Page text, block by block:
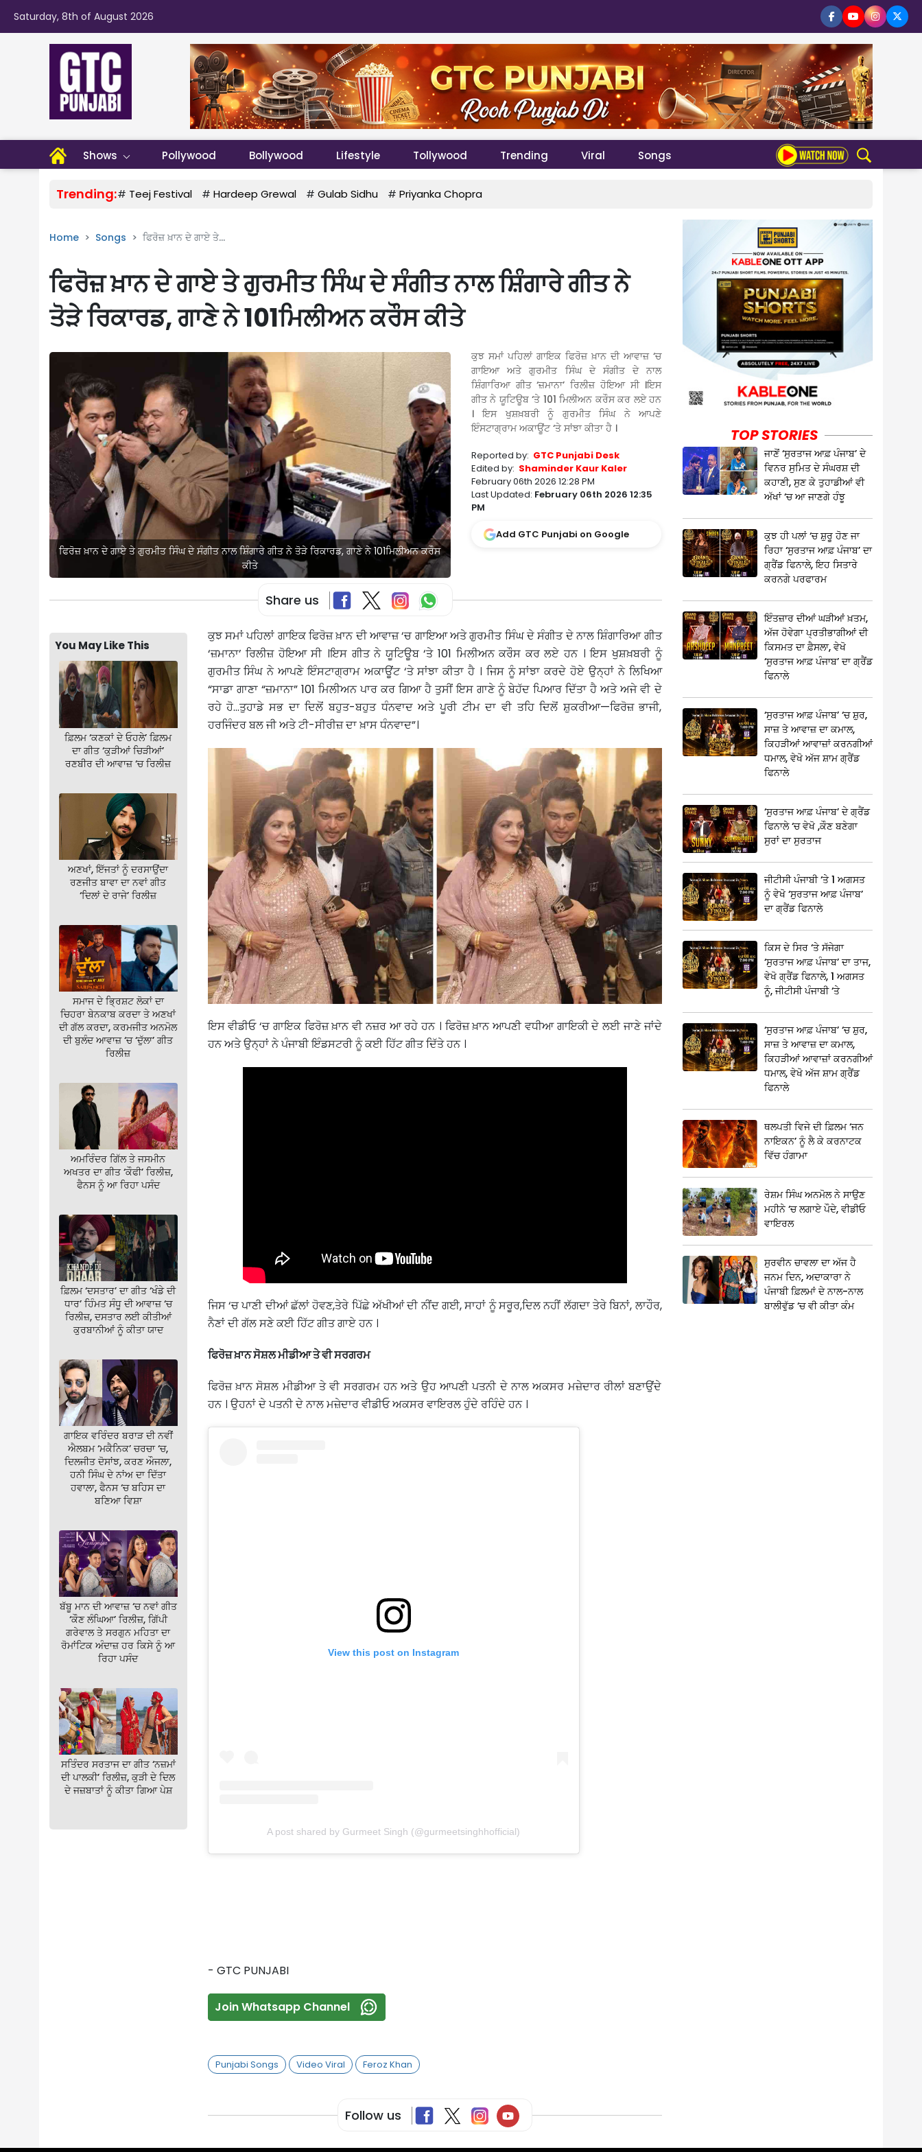
Saturday, 8th of August 2026
Shows Pollywood Bollywood Lifestyle Tollywood Trending Viral Songs
Trending:# Teej Festival # Hardeep Grewal # Gulab Sidhu # Priyanka Chopra
Home Songs ਫਿਰੋਜ਼ ਖ਼ਾਨ ਦੇ ਗਾਏ ਤੇ...
ਫਿਰੋਜ਼ ਖ਼ਾਨ ਦੇ ਗਾਏ ਤੇ ਗੁਰਮੀਤ ਸਿੰਘ ਦੇ ਸੰਗੀਤ ਨਾਲ ਸ਼ਿੰਗਾਰੇ ਗੀਤ ਨੇ
ਤੋੜੇ ਰਿਕਾਰਡ, ਗਾਣੇ ਨੇ 101ਮਿਲੀਅਨ ਕਰੌਸ ਕੀਤੇ
ਫਿਰੋਜ਼ ਖ਼ਾਨ ਦੇ ਗਾਏ ਤੇ ਗੁਰਮੀਤ ਸਿੰਘ ਦੇ ਸੰਗੀਤ ਨਾਲ ਸ਼ਿੰਗਾਰੇ ਗੀਤ ਨੇ ਤੋੜੇ ਰਿਕਾਰਡ, ਗਾਣੇ ਨੇ 101ਮਿਲੀਅਨ ਕਰੌਸ
ਕੀਤੇ
ਕੁਝ ਸਮਾਂ ਪਹਿਲਾਂ ਗਾਇਕ ਫਿਰੋਜ਼ ਖ਼ਾਨ ਦੀ ਆਵਾਜ਼ ‘ਚ
ਗਾਇਆ ਅਤੇ ਗੁਰਮੀਤ ਸਿੰਘ ਦੇ ਸੰਗੀਤ ਦੇ ਨਾਲ
ਸ਼ਿੰਗਾਰਿਆ ਗੀਤ ‘ਜ਼ਮਾਨਾ’ ਰਿਲੀਜ਼ ਹੋਇਆ ਸੀ ।ਇਸ
ਗੀਤ ਨੇ ਯੂਟਿਊਬ ‘ਤੇ 101 ਮਿਲੀਅਨ ਕਰੌਸ ਕਰ ਲਏ ਹਨ
। ਇਸ ਖੁਸ਼ਖ਼ਬਰੀ ਨੂੰ ਗੁਰਮੀਤ ਸਿੰਘ ਨੇ ਆਪਣੇ
ਇੰਸਟਾਗ੍ਰਾਮ ਅਕਾਊਂਟ ‘ਤੇ ਸਾਂਝਾ ਕੀਤਾ ਹੈ ।
Reported by: GTC Punjabi Desk
Edited by: Shaminder Kaur Kaler
February 06th 2026 12:28 PM
Last Updated: February 06th 2026 12:35
PM
Add GTC Punjabi on Google
Share us
You May Like This
ਫ਼ਿਲਮ ‘ਕਣਕਾਂ ਦੇ ਓਹਲੇ’ ਫ਼ਿਲਮ
ਦਾ ਗੀਤ ‘ਕੁੜੀਆਂ ਚਿੜੀਆਂ’
ਰਣਬੀਰ ਦੀ ਆਵਾਜ਼ ‘ਚ ਰਿਲੀਜ਼
ਅਣਖਾਂ, ਇੱਜਤਾਂ ਨੂੰ ਦਰਸਾਉਂਦਾ
ਰਣਜੀਤ ਬਾਵਾ ਦਾ ਨਵਾਂ ਗੀਤ
‘ਦਿਲਾਂ ਦੇ ਰਾਜੇ’ ਰਿਲੀਜ਼
ਸਮਾਜ ਦੇ ਭ੍ਰਿਸ਼ਟ ਲੋਕਾਂ ਦਾ
ਚਿਹਰਾ ਬੇਨਕਾਬ ਕਰਦਾ ਤੇ ਅਣਖਾਂ
ਦੀ ਗੱਲ ਕਰਦਾ, ਕਰਮਜੀਤ ਅਨਮੋਲ
ਦੀ ਬੁਲੰਦ ਆਵਾਜ਼ ‘ਚ ‘ਦੁੱਲਾ’ ਗੀਤ
ਰਿਲੀਜ਼
ਅਮਰਿੰਦਰ ਗਿੱਲ ਤੇ ਜਸਮੀਨ
ਅਖਤਰ ਦਾ ਗੀਤ ‘ਕੌਫੀ’ ਰਿਲੀਜ਼,
ਫੈਨਸ ਨੂੰ ਆ ਰਿਹਾ ਪਸੰਦ
ਫ਼ਿਲਮ ‘ਦਸਤਾਰ’ ਦਾ ਗੀਤ ‘ਖੰਡੇ ਦੀ
ਧਾਰ’ ਹਿੰਮਤ ਸੰਧੂ ਦੀ ਆਵਾਜ਼ ‘ਚ
ਰਿਲੀਜ਼, ਦਸਤਾਰ ਲਈ ਕੀਤੀਆਂ
ਕੁਰਬਾਨੀਆਂ ਨੂੰ ਕੀਤਾ ਯਾਦ
ਗਾਇਕ ਵਰਿੰਦਰ ਬਰਾੜ ਦੀ ਨਵੀਂ
ਐਲਬਮ ‘ਮਕੈਨਿਕ’ ਚਰਚਾ ‘ਚ,
ਦਿਲਜੀਤ ਦੋਸਾਂਝ, ਕਰਣ ਔਜਲਾ,
ਹਨੀ ਸਿੰਘ ਦੇ ਨਾਂਅ ਦਾ ਦਿੱਤਾ
ਹਵਾਲਾ, ਫੈਨਸ ‘ਚ ਬਹਿਸ ਦਾ
ਬਣਿਆ ਵਿਸ਼ਾ
ਬੱਬੂ ਮਾਨ ਦੀ ਆਵਾਜ਼ ‘ਚ ਨਵਾਂ ਗੀਤ
‘ਕੌਣ ਲੰਘਿਆ’ ਰਿਲੀਜ਼, ਗਿੱਪੀ
ਗਰੇਵਾਲ ਤੇ ਸਰਗੁਨ ਮਹਿਤਾ ਦਾ
ਰੋਮਾਂਟਿਕ ਅੰਦਾਜ਼ ਹਰ ਕਿਸੇ ਨੂੰ ਆ
ਰਿਹਾ ਪਸੰਦ
ਸਤਿੰਦਰ ਸਰਤਾਜ ਦਾ ਗੀਤ ‘ਨਜ਼ਮਾਂ
ਦੀ ਪਾਲਕੀ’ ਰਿਲੀਜ਼, ਕੁੜੀ ਦੇ ਦਿਲ
ਦੇ ਜਜ਼ਬਾਤਾਂ ਨੂੰ ਕੀਤਾ ਗਿਆ ਪੇਸ਼
ਕੁਝ ਸਮਾਂ ਪਹਿਲਾਂ ਗਾਇਕ ਫਿਰੋਜ਼ ਖ਼ਾਨ ਦੀ ਆਵਾਜ਼ ‘ਚ ਗਾਇਆ ਅਤੇ ਗੁਰਮੀਤ ਸਿੰਘ ਦੇ ਸੰਗੀਤ ਦੇ ਨਾਲ ਸ਼ਿੰਗਾਰਿਆ ਗੀਤ
‘ਜ਼ਮਾਨਾ’ ਰਿਲੀਜ਼ ਹੋਇਆ ਸੀ ।ਇਸ ਗੀਤ ਨੇ ਯੂਟਿਊਬ ‘ਤੇ 101 ਮਿਲੀਅਨ ਕਰੌਸ ਕਰ ਲਏ ਹਨ । ਇਸ ਖੁਸ਼ਖ਼ਬਰੀ ਨੂੰ
ਗੁਰਮੀਤ ਸਿੰਘ ਨੇ ਆਪਣੇ ਇੰਸਟਾਗ੍ਰਾਮ ਅਕਾਊਂਟ ‘ਤੇ ਸਾਂਝਾ ਕੀਤਾ ਹੈ । ਜਿਸ ਨੂੰ ਸਾਂਝਾ ਕਰਦੇ ਹੋਏ ਉਨ੍ਹਾਂ ਨੇ ਲਿਖਿਆ
“ਸਾਡਾ ਗਾਣਾ “ਜ਼ਮਾਨਾ” 101 ਮਿਲੀਅਨ ਪਾਰ ਕਰ ਗਿਆ ਹੈ ਤੁਸੀਂ ਇਸ ਗਾਣੇ ਨੂੰ ਬੇਹੱਦ ਪਿਆਰ ਦਿੱਤਾ ਹੈ ਅਤੇ ਅਜੇ ਵੀ ਦੇ
ਰਹੇ ਹੋ…ਤੁਹਾਡੇ ਸਭ ਦਾ ਦਿਲੋਂ ਬਹੁਤ-ਬਹੁਤ ਧੰਨਵਾਦ ਅਤੇ ਪੂਰੀ ਟੀਮ ਦਾ ਵੀ ਤਹਿ ਦਿਲੋਂ ਸ਼ੁਕਰੀਆ—ਫਿਰੋਜ਼ ਭਾਜੀ,
ਹਰਜਿੰਦਰ ਬਲ ਜੀ ਅਤੇ ਟੀ-ਸੀਰੀਜ਼ ਦਾ ਖ਼ਾਸ ਧੰਨਵਾਦ”।
ਇਸ ਵੀਡੀਓ ‘ਚ ਗਾਇਕ ਫਿਰੋਜ਼ ਖ਼ਾਨ ਵੀ ਨਜ਼ਰ ਆ ਰਹੇ ਹਨ । ਫਿਰੋਜ਼ ਖ਼ਾਨ ਆਪਣੀ ਵਧੀਆ ਗਾਇਕੀ ਦੇ ਲਈ ਜਾਣੇ ਜਾਂਦੇ
ਹਨ ਅਤੇ ਉਨ੍ਹਾਂ ਨੇ ਪੰਜਾਬੀ ਇੰਡਸਟਰੀ ਨੂੰ ਕਈ ਹਿੱਟ ਗੀਤ ਦਿੱਤੇ ਹਨ ।
ਜਿਸ ‘ਚ ਪਾਣੀ ਦੀਆਂ ਛੱਲਾਂ ਹੋਵਣ,ਤੇਰੇ ਪਿੱਛੇ ਅੱਖੀਆਂ ਦੀ ਨੀਂਦ ਗਈ, ਸਾਹਾਂ ਨੂੰ ਸਰੂਰ,ਦਿਲ ਨਹੀਂ ਲੱਗਦਾ ਤੇਰੇ ਬਿਨਾਂ, ਲਾਹੌਰ,
ਨੈਣਾਂ ਦੀ ਗੱਲ ਸਣੇ ਕਈ ਹਿੱਟ ਗੀਤ ਗਾਏ ਹਨ ।
ਫਿਰੋਜ਼ ਖ਼ਾਨ ਸੋਸ਼ਲ ਮੀਡੀਆ ਤੇ ਵੀ ਸਰਗਰਮ
ਫਿਰੋਜ਼ ਖ਼ਾਨ ਸੋਸ਼ਲ ਮੀਡੀਆ ਤੇ ਵੀ ਸਰਗਰਮ ਹਨ ਅਤੇ ਉਹ ਆਪਣੀ ਪਤਨੀ ਦੇ ਨਾਲ ਅਕਸਰ ਮਜ਼ੇਦਾਰ ਰੀਲਾਂ ਬਣਾਉਂਦੇ
ਹਨ । ਉਹਨਾਂ ਦੇ ਪਤਨੀ ਦੇ ਨਾਲ ਮਜ਼ੇਦਾਰ ਵੀਡੀਓ ਅਕਸਰ ਵਾਇਰਲ ਹੁੰਦੇ ਰਹਿੰਦੇ ਹਨ ।
View this post on Instagram
A post shared by Gurmeet Singh (@gurmeetsinghhofficial)
- GTC PUNJABI
Join Whatsapp Channel
Punjabi Songs Video Viral Feroz Khan
Follow us
TOP STORIES
ਜਾਣੋਂ ‘ਸੁਰਤਾਜ ਆਫ਼ ਪੰਜਾਬ’ ਦੇ
ਵਿਨਰ ਸੁਮਿਤ ਦੇ ਸੰਘਰਸ਼ ਦੀ
ਕਹਾਣੀ, ਸੁਣ ਕੇ ਤੁਹਾਡੀਆਂ ਵੀ
ਅੱਖਾਂ ‘ਚ ਆ ਜਾਣਗੇ ਹੰਝੂ
ਕੁਝ ਹੀ ਪਲਾਂ ‘ਚ ਸ਼ੁਰੂ ਹੋਣ ਜਾ
ਰਿਹਾ ‘ਸੁਰਤਾਜ ਆਫ਼ ਪੰਜਾਬ’ ਦਾ
ਗ੍ਰੈਂਡ ਫਿਨਾਲੇ, ਇਹ ਸਿਤਾਰੇ
ਕਰਨਗੇ ਪਰਫਾਰਮ
ਇੰਤਜ਼ਾਰ ਦੀਆਂ ਘੜੀਆਂ ਖ਼ਤਮ,
ਅੱਜ ਹੋਵੇਗਾ ਪ੍ਰਤੀਭਾਗੀਆਂ ਦੀ
ਕਿਸਮਤ ਦਾ ਫ਼ੈਸਲਾ, ਵੇਖੋ
‘ਸੁਰਤਾਜ ਆਫ਼ ਪੰਜਾਬ’ ਦਾ ਗ੍ਰੈਂਡ
ਫਿਨਾਲੇ
‘ਸੁਰਤਾਜ ਆਫ਼ ਪੰਜਾਬ’ ‘ਚ ਸ਼ੁਰ,
ਸਾਜ਼ ਤੇ ਆਵਾਜ਼ ਦਾ ਕਮਾਲ,
ਕਿਹੜੀਆਂ ਆਵਾਜ਼ਾਂ ਕਰਨਗੀਆਂ
ਧਮਾਲ, ਵੇਖੋ ਅੱਜ ਸ਼ਾਮ ਗ੍ਰੈਂਡ
ਫਿਨਾਲੇ
‘ਸੁਰਤਾਜ ਆਫ਼ ਪੰਜਾਬ’ ਦੇ ਗ੍ਰੈਂਡ
ਫਿਨਾਲੇ ‘ਚ ਵੇਖੋ ,ਕੌਣ ਬਣੇਗਾ
ਸੁਰਾਂ ਦਾ ਸੁਰਤਾਜ
ਜੀਟੀਸੀ ਪੰਜਾਬੀ ‘ਤੇ 1 ਅਗਸਤ
ਨੂੰ ਵੇਖੋ ‘ਸੁਰਤਾਜ ਆਫ਼ ਪੰਜਾਬ’
ਦਾ ਗ੍ਰੈਂਡ ਫਿਨਾਲੇ
ਕਿਸ ਦੇ ਸਿਰ ‘ਤੇ ਸੱਜੇਗਾ
‘ਸੁਰਤਾਜ ਆਫ਼ ਪੰਜਾਬ’ ਦਾ ਤਾਜ,
ਵੇਖੋ ਗ੍ਰੈਂਡ ਫਿਨਾਲੇ, 1 ਅਗਸਤ
ਨੂੰ, ਜੀਟੀਸੀ ਪੰਜਾਬੀ ‘ਤੇ
‘ਸੁਰਤਾਜ ਆਫ਼ ਪੰਜਾਬ’ ‘ਚ ਸ਼ੁਰ,
ਸਾਜ਼ ਤੇ ਆਵਾਜ਼ ਦਾ ਕਮਾਲ,
ਕਿਹੜੀਆਂ ਆਵਾਜ਼ਾਂ ਕਰਨਗੀਆਂ
ਧਮਾਲ, ਵੇਖੋ ਅੱਜ ਸ਼ਾਮ ਗ੍ਰੈਂਡ
ਫਿਨਾਲੇ
ਥਲਪਤੀ ਵਿਜੇ ਦੀ ਫ਼ਿਲਮ ‘ਜਨ
ਨਾਇਕਨ’ ਨੂੰ ਲੈ ਕੇ ਕਰਨਾਟਕ
ਵਿੱਚ ਹੰਗਾਮਾ
ਰੇਸ਼ਮ ਸਿੰਘ ਅਨਮੋਲ ਨੇ ਸਾਉਣ
ਮਹੀਨੇ ‘ਚ ਲਗਾਏ ਪੌਦੇ, ਵੀਡੀਓ
ਵਾਇਰਲ
ਸੁਰਵੀਨ ਚਾਵਲਾ ਦਾ ਅੱਜ ਹੈ
ਜਨਮ ਦਿਨ, ਅਦਾਕਾਰਾ ਨੇ
ਪੰਜਾਬੀ ਫ਼ਿਲਮਾਂ ਦੇ ਨਾਲ-ਨਾਲ
ਬਾਲੀਵੁੱਡ ‘ਚ ਵੀ ਕੀਤਾ ਕੰਮ